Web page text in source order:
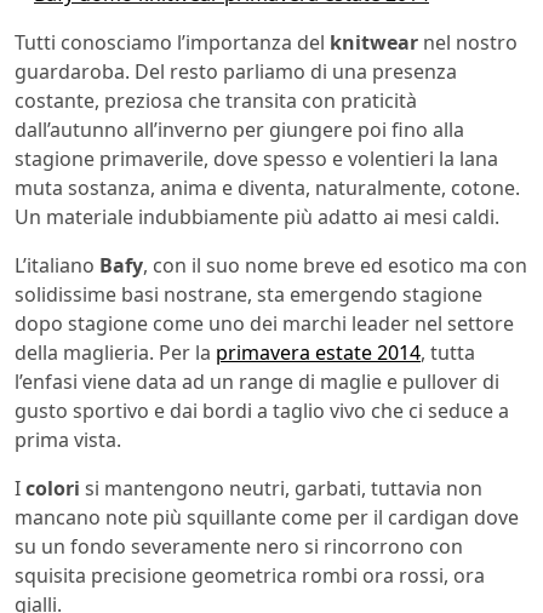
Tutti conosciamo l’importanza del knitwear nel nostro
guardaroba. Del resto parliamo di una presenza
costante, preziosa che transita con praticità
dall’autunno all’inverno per giungere poi fino alla
stagione primaverile, dove spesso e volentieri la lana
muta sostanza, anima e diventa, naturalmente, cotone.
Un materiale indubbiamente più adatto ai mesi caldi.
L’italiano Bafy, con il suo nome breve ed esotico ma con
solidissime basi nostrane, sta emergendo stagione
dopo stagione come uno dei marchi leader nel settore
della maglieria. Per la primavera estate 2014, tutta
l’enfasi viene data ad un range di maglie e pullover di
gusto sportivo e dai bordi a taglio vivo che ci seduce a
prima vista.
Icolori si mantengono neutri, garbati, tuttavia non
mancano note più squillante come per il cardigan dove
su un fondo severamente nero si rincorrono con
squisita precisione geometrica rombi ora rossi, ora
gialli.